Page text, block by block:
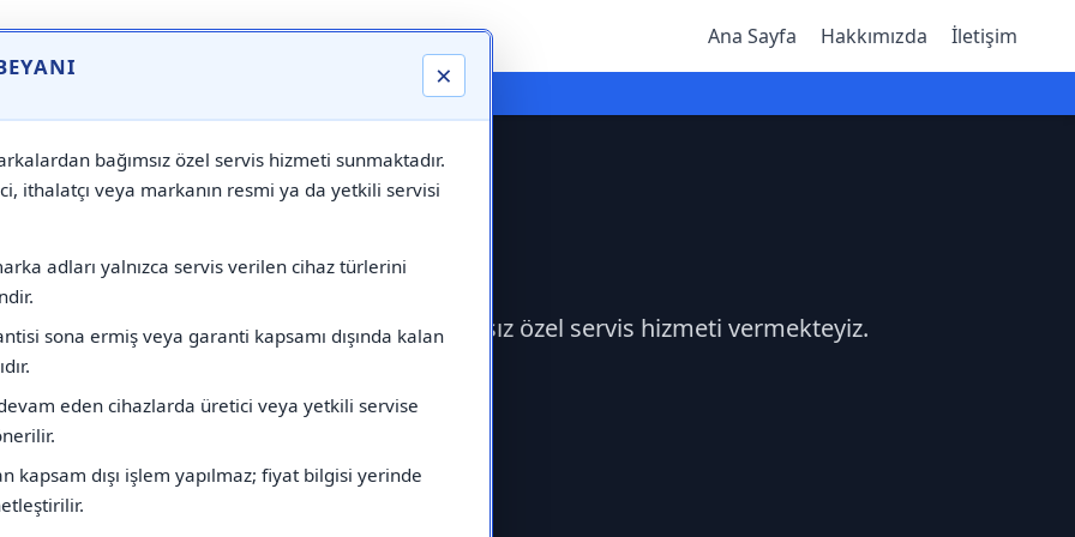
×
bağımsız özel servis hizmeti sunmaktadır.
ithalatçı veya markanın resmi ya da yetkili servisi
adları yalnızca servis verilen cihaz türlerini
sona ermiş veya garanti kapsamı dışında kalan
eden cihazlarda üretici veya yetkili servise
kapsam dışı işlem yapılmaz; fiyat bilgisi yerinde
Ana Sayfa Hakkımızda İletişim
⚠️ Markadan Bağımsız "Özel Servis" Hizmeti
Servisi çağırabilirsiniz.Markadan bağımsız özel servis hizmeti vermekteyiz.